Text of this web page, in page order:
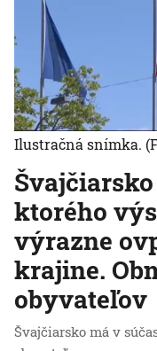
ktorého
výrazne
krajine.
obyvateľov
Švajčiarsko má v
Ilustračná snímka.